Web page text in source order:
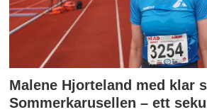
Malene Hjorteland med klar
Sommerkarusellen – ett